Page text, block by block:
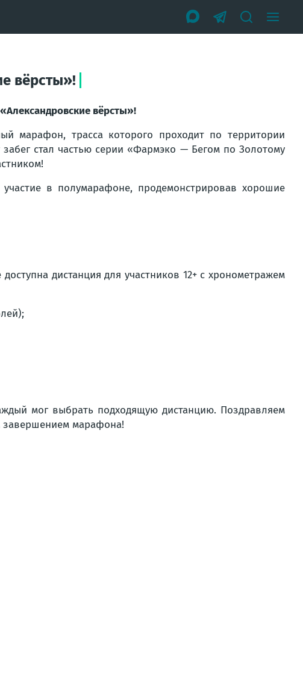
вёрсты»!
вёрсты»!
марафон, трасса которого проходит по территории
стал частью серии «Фармэко — Бегом по Золотому
в полумарафоне, продемонстрировав хорошие
дистанция для участников 12+ с хронометражем
мог выбрать подходящую дистанцию. Поздравляем
завершением марафона!